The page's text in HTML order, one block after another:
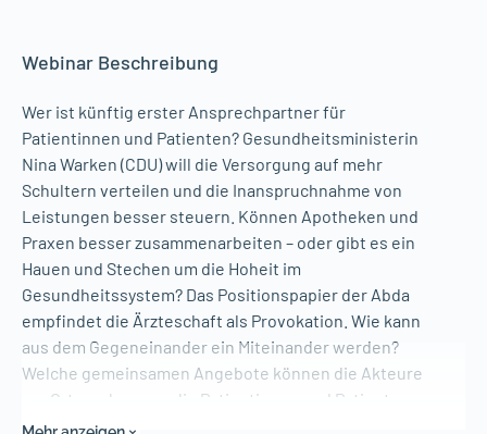
Webinar Beschreibung
Wer ist künftig erster Ansprechpartner für
Patientinnen und Patienten? Gesundheitsministerin
Nina Warken (CDU) will die Versorgung auf mehr
Schultern verteilen und die Inanspruchnahme von
Leistungen besser steuern. Können Apotheken und
Praxen besser zusammenarbeiten – oder gibt es ein
Hauen und Stechen um die Hoheit im
Gesundheitssystem? Das Positionspapier der Abda
empfindet die Ärzteschaft als Provokation. Wie kann
aus dem Gegeneinander ein Miteinander werden?
Welche gemeinsamen Angebote können die Akteure
vor Ort machen, um die Patientinnen und Patienten
besser zu versorgen und Plattformen und Konzerne